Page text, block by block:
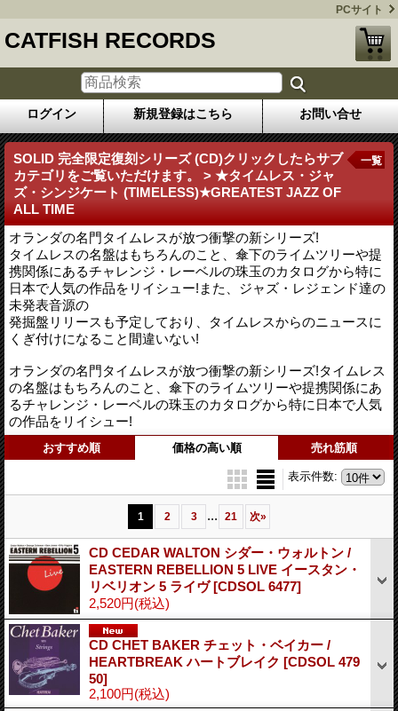
PCサイト
CATFISH RECORDS
ログイン 新規登録はこちら お問い合せ
SOLID 完全限定復刻シリーズ (CD)クリックしたらサブ
カテゴリをご覧いただけます。 > ★タイムレス・ジャ
ズ・シンジケート (TIMELESS)★GREATEST JAZZ OF
ALL TIME
オランダの名門タイムレスが放つ衝撃の新シリーズ!
タイムレスの名盤はもちろんのこと、傘下のライムツリーや提
携関係にあるチャレンジ・レーベルの珠玉のカタログから特に
日本で人気の作品をリイシュー!また、ジャズ・レジェンド達の
未発表音源の
発掘盤リリースも予定しており、タイムレスからのニュースに
くぎ付けになること間違いない!
オランダの名門タイムレスが放つ衝撃の新シリーズ!タイムレス
の名盤はもちろんのこと、傘下のライムツリーや提携関係にあ
るチャレンジ・レーベルの珠玉のカタログから特に日本で人気
の作品をリイシュー!
一覧
おすすめ順 価格の高い順 売れ筋順
表示件数:
1 2 3 ... 21 次»
CD CEDAR WALTON シダー・ウォルトン /
EASTERN REBELLION 5 LIVE イースタン・
リベリオン 5 ライヴ[CDSOL 6477]
2,520円(税込)
CD CHET BAKER チェット・ベイカー /
HEARTBREAK ハートブレイク [CDSOL 479
50]
2,100円(税込)